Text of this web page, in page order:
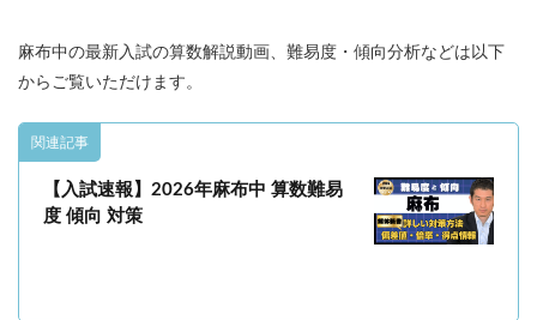
麻布中の最新入試の算数解説動画、難易度・傾向分析などは以下
からご覧いただけます。
関連記事
【入試速報】2026年麻布中 算数難易
度 傾向 対策